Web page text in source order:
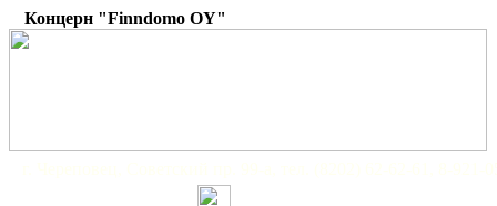
Концерн "Finndomo OY"